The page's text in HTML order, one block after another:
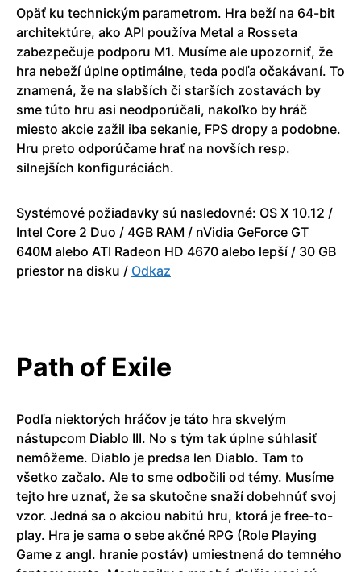
Opäť ku technickým parametrom. Hra beží na 64-bit
architektúre, ako API používa Metal a Rosseta
zabezpečuje podporu M1. Musíme ale upozorniť, že
hra nebeží úplne optimálne, teda podľa očakávaní. To
znamená, že na slabších či starších zostavách by
sme túto hru asi neodporúčali, nakoľko by hráč
miesto akcie zažil iba sekanie, FPS dropy a podobne.
Hru preto odporúčame hrať na novších resp.
silnejších konfiguráciách.
Systémové požiadavky sú nasledovné: OS X 10.12 /
Intel Core 2 Duo / 4GB RAM / nVidia GeForce GT
640M alebo ATI Radeon HD 4670 alebo lepší / 30 GB
priestor na disku / Odkaz
Path of Exile
Podľa niektorých hráčov je táto hra skvelým
nástupcom Diablo III. No s tým tak úplne súhlasiť
nemôžeme. Diablo je predsa len Diablo. Tam to
všetko začalo. Ale to sme odbočili od témy. Musíme
tejto hre uznať, že sa skutočne snaží dobehnúť svoj
vzor. Jedná sa o akciou nabitú hru, ktorá je free-to-
play. Hra je sama o sebe akčné RPG (Role Playing
Game z angl. hranie postáv) umiestnená do temného